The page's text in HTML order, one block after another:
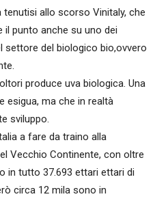
allo scorso Vinitaly, che
punto anche su uno dei
del biologico bio,ovvero
produce uva biologica. Una
esigua, ma che in realtà
sviluppo.
a fare da traino alla
Vecchio Continente, con oltre
in tutto 37.693 ettari ettari di
circa 12 mila sono in